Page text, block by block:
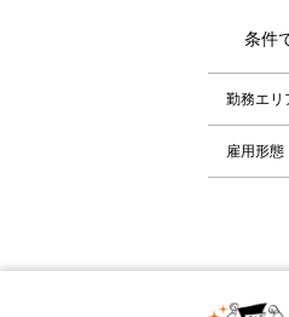
条件
勤務エリ
雇用形態